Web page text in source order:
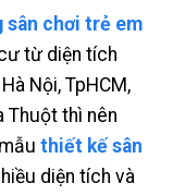
chơi trẻ em
từ diện tích
Nội, TpHCM,
Thuột thì nên
thiết kế sân
diện tích và